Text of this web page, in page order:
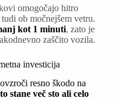
omogočajo hitro
ob močnejšem vetru.
kot 1 minuti, zato je
zaščito vozila.
investicija
resno škodo na
stane več sto ali celo